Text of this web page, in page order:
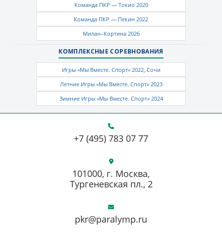
Команда ПКР — Токио 2020
Команда ПКР — Пекин 2022
Милан–Кортина 2026
КОМПЛЕКСНЫЕ СОРЕВНОВАНИЯ
Игры «Мы Вместе. Спорт» 2022, Сочи
Летние Игры «Мы Вместе. Спорт» 2023
Зимние Игры «Мы Вместе. Спорт» 2024
+7 (495) 783 07 77
pkr@paralymp.ru
101000, г. Москва,
Тургеневская пл., 2